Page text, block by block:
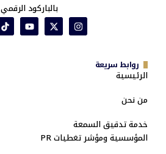
بالباركود الرقمي
روابط سريعة
الرئيسية
من نحن
خدمة تدقيق السمعة
المؤسسية ومؤشر تغطيات PR